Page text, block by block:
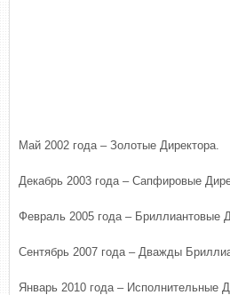
Май 2002 года – Золотые Директора.
Декабрь 2003 года – Сапфировые
Февраль 2005 года – Бриллиантовые
Сентябрь 2007 года – Дважды
Январь 2010 года – Исполнительные